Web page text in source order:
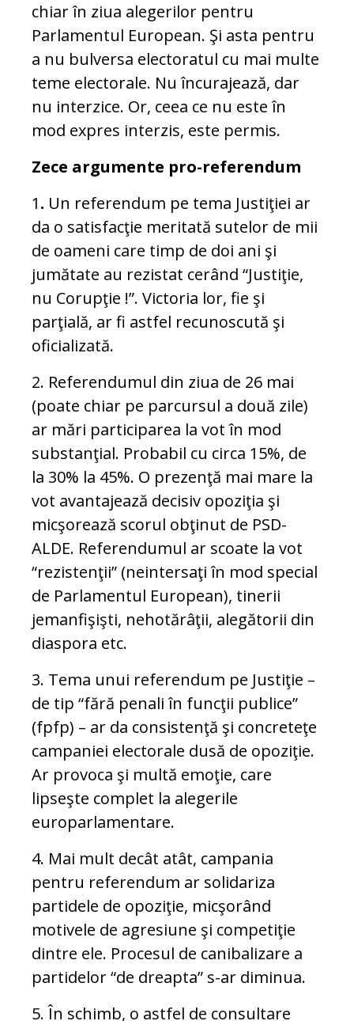
chiar în ziua alegerilor pentru
Parlamentul European. Şi asta pentru
a nu bulversa electoratul cu mai multe
teme electorale. Nu încurajează, dar
nu interzice. Or, ceea ce nu este în
mod expres interzis, este permis.
Zece argumente pro-referendum
1. Un referendum pe tema Justiţiei ar
da o satisfacţie meritată sutelor de mii
de oameni care timp de doi ani şi
jumătate au rezistat cerând “Justiţie,
nu Corupţie !”. Victoria lor, fie şi
parţială, ar fi astfel recunoscută şi
oficializată.
2. Referendumul din ziua de 26 mai
(poate chiar pe parcursul a două zile)
ar mări participarea la vot în mod
substanţial. Probabil cu circa 15%, de
la 30% la 45%. O prezenţă mai mare la
vot avantajează decisiv opoziţia şi
micşorează scorul obţinut de PSD-
ALDE. Referendumul ar scoate la vot
“rezistenţii” (neintersaţi în mod special
de Parlamentul European), tinerii
jemanfişişti, nehotărâţii, alegătorii din
diaspora etc.
3. Tema unui referendum pe Justiţie –
de tip “fără penali în funcţii publice”
(fpfp) – ar da consistenţă şi concreteţe
campaniei electorale dusă de opoziţie.
Ar provoca şi multă emoţie, care
lipseşte complet la alegerile
europarlamentare.
4. Mai mult decât atât, campania
pentru referendum ar solidariza
partidele de opoziţie, micşorând
motivele de agresiune şi competiţie
dintre ele. Procesul de canibalizare a
partidelor “de dreapta” s-ar diminua.
5. În schimb, o astfel de consultare